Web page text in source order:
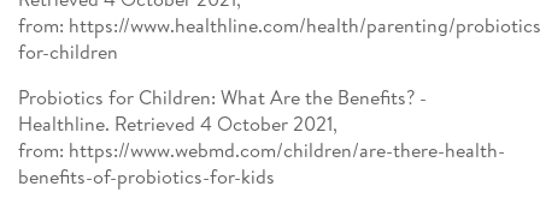
from: https://www.healthline.com/health/parenting/
for-children
Probiotics for Children: What Are the Benefits? -
Healthline. Retrieved 4 October 2021,
from: https://www.webmd.com/children/are-there-health-
benefits-of-probiotics-for-kids